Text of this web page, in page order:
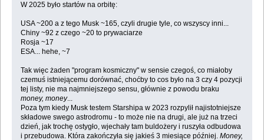
W 2025 było startów na orbitę:
USA ~200 a z tego Musk ~165, czyli drugie tyle, co wszyscy inni...
Chiny ~92 z czego ~20 to prywaciarze
Rosja ~17
ESA... hehe, ~7
Tak więc żaden "program kosmiczny" w sensie czegoś, co miałoby
czemuś istniejącemu dorównać, choćby to cos było na 3 czy 4 pozycji
tej listy, nie ma najmniejszego sensu, głównie z powodu braku
money, money...
Poza tym kiedy Musk testem Starshipa w 2023 rozpylił najistotniejsze
składowe swego astrodromu - to może nie na drugi, ale już na trzeci
dzień, jak trochę ostygło, wjechały tam buldożery i ruszyła odbudowa
i przebudowa. Która zakończyła się jakieś 3 miesiące później. Money,